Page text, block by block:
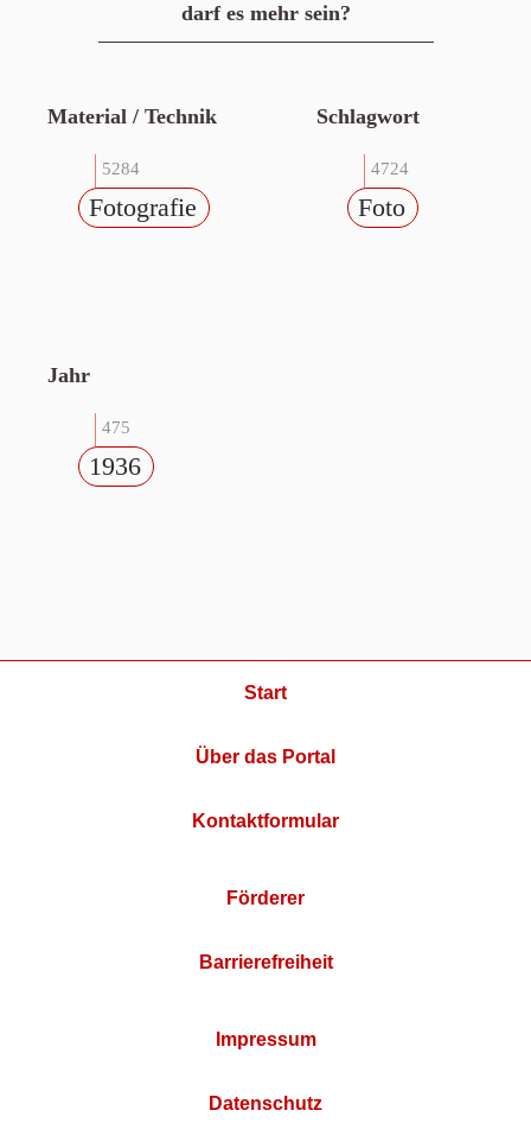
darf es mehr sein?
Material / Technik
5284
Fotografie
Schlagwort
4724
Foto
Jahr
475
1936
Start
Über das Portal
Kontaktformular
Förderer
Barrierefreiheit
Impressum
Datenschutz